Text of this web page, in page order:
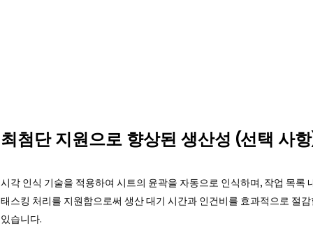
최첨단 지원으로 향상된 생산성 (선택 사
시각 인식 기술을 적용하여 시트의 윤곽을 자동으로 인식하며, 작업 목록
태스킹 처리를 지원함으로써 생산 대기 시간과 인건비를 효과적으로 절감
있습니다.